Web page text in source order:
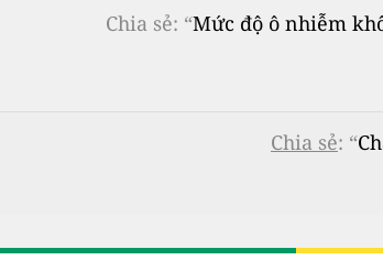
Chia sẻ: “Mức độ ô nhiễm
Chia sẻ: “